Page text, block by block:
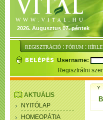
2026. Augusztus 07. péntek
REGISZTRÁCIÓ : FÓRUM :
Username:
Regisztrálni
AKTUÁLIS
NYITÓLAP
HOMEOPÁTIA
Y